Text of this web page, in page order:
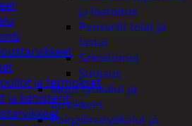
ja laatoitus
Pensselit telat ja
lastat
Sekoittimet
Suojaus
Muut työkalut ja
tarvikkeet
Paineilmatyökalut ja
ja termokset
ja kanisterit